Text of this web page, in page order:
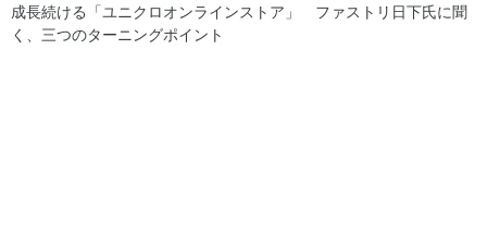
成長続ける「ユニクロオンラインストア」 ファストリ日下氏に聞
く、三つのターニングポイント